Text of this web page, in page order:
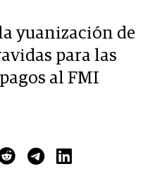
yuanización de
para las
al FMI